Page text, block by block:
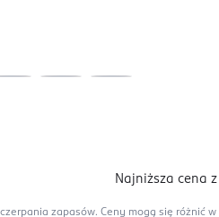
Najniższa cena
zapasów. Ceny mogą się różnić